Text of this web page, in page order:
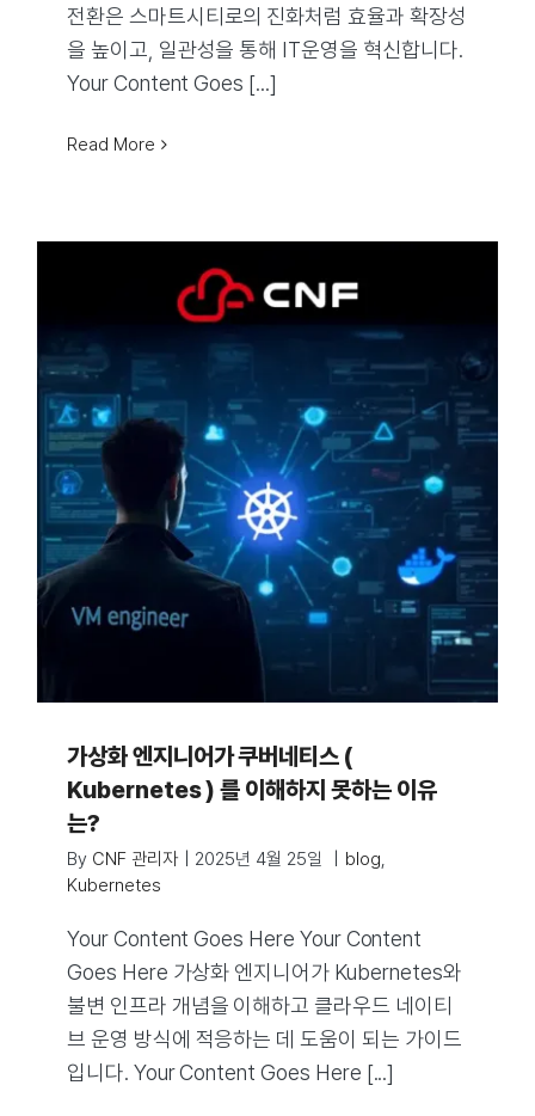
전환은 스마트시티로의 진화처럼 효율과 확장성
을 높이고, 일관성을 통해 IT운영을 혁신합니다.
Your Content Goes [...]
Read More
가상화 엔지니어가 쿠버네티스 (
Kubernetes ) 를 이해하지 못하는 이유
는?
By CNF 관리자 2025년 4월 25일 blog,
Kubernetes
Your Content Goes Here Your Content
Goes Here 가상화 엔지니어가 Kubernetes와
불변 인프라 개념을 이해하고 클라우드 네이티
브 운영 방식에 적응하는 데 도움이 되는 가이드
입니다. Your Content Goes Here [...]